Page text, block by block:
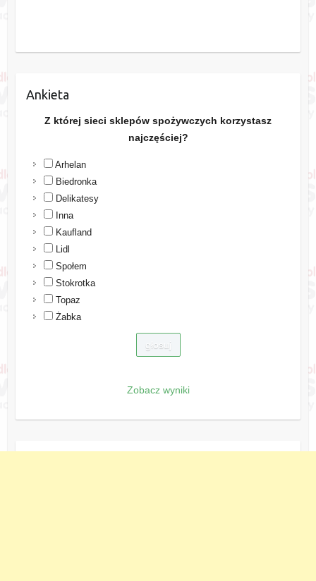
Ankieta
Z której sieci sklepów spożywczych korzystasz
najczęściej?
Arhelan
Biedronka
Delikatesy
Inna
Kaufland
Lidl
Społem
Stokrotka
Topaz
Żabka
Zobacz wyniki